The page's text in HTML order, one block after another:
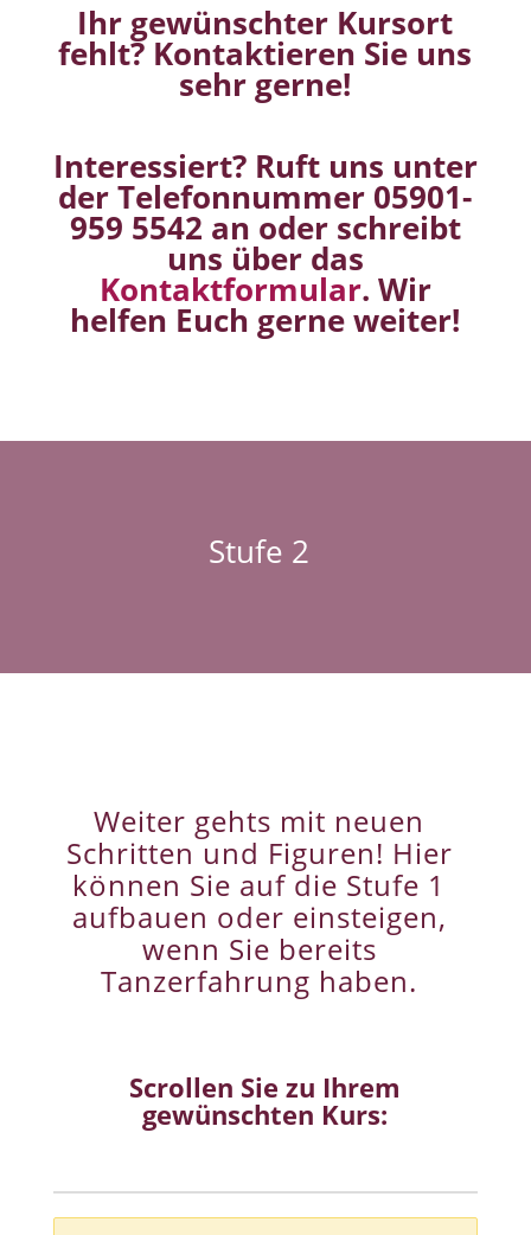
Ihr gewünschter Kursort
fehlt? Kontaktieren Sie uns
sehr gerne!
Interessiert? Ruft uns unter
der Telefonnummer 05901-
959 5542 an oder schreibt
uns über das
Kontaktformular. Wir
helfen Euch gerne weiter!
Stufe 2
Weiter gehts mit neuen
Schritten und Figuren! Hier
können Sie auf die Stufe 1
aufbauen oder einsteigen,
wenn Sie bereits
Tanzerfahrung haben.
Scrollen Sie zu Ihrem
gewünschten Kurs: